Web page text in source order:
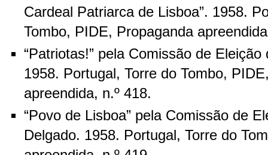
Cardeal Patriarca de Lisboa”. 1958.
Tombo, PIDE, Propaganda
“Patriotas!” pela Comissão de
1958. Portugal, Torre do Tombo,
apreendida, n.º 418.
“Povo de Lisboa” pela Comissão de
Delgado. 1958. Portugal, Torre do